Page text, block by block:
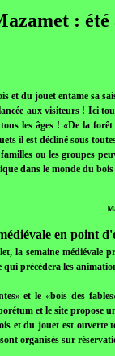
:
et du jouet entame sa
aux visiteurs ! Ici
les âges ! «De la
il est décliné sous
ou les groupes
dans le monde du
en point
la semaine médiévale
qui précédera les
et le «bois des
et le site propose
et du jouet est ouverte
organisés sur